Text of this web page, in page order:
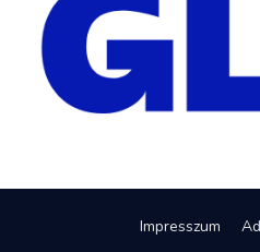
Impresszum